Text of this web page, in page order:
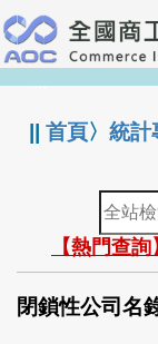
跳
到
主
要
:::
||首頁〉統計
全
站
檢
索
【熱門查
閉鎖性公司名